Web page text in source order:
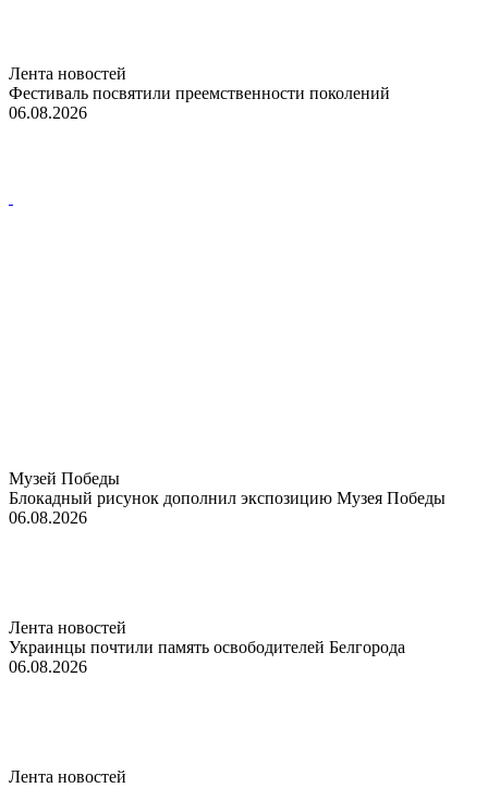
Лента новостей
Фестиваль посвятили преемственности поколений
06.08.2026
Музей Победы
Блокадный рисунок дополнил экспозицию Музея Победы
06.08.2026
Лента новостей
Украинцы почтили память освободителей Белгорода
06.08.2026
Лента новостей